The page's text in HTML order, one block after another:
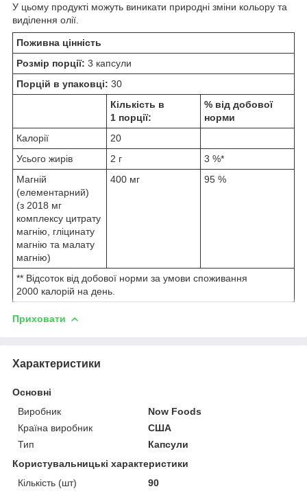
У цьому продукті можуть виникати природні зміни кольору та
виділення олії.
Поживна цінність
Розмір порції: 3 капсули
Порцій в упаковці: 30
Кількість в
1 порції:
% від добової
норми
Калорії
20
Усього жирів
2 г
3 %*
Магній
(елементарний)
(з 2018 мг
комплексу цитрату
магнію, гліцинату
магнію та малату
магнію)
400 мг 95 %
** Відсоток від добової норми за умови споживання
2000 калорій на день.
Приховати
Характеристики
Основні
Виробник
Now Foods
Країна виробник
США
Тип
Капсули
Користувальницькі характеристики
Кількість (шт)
90